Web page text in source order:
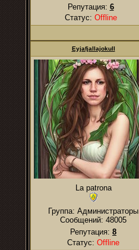
Репутация: 6
Статус: Offline
Eyjafjallajokull
La patrona
Группа: Администраторы
Сообщений: 48005
Репутация: 8
Статус: Offline